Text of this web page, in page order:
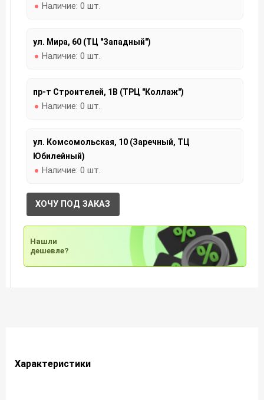
Наличие: 0 шт.
ул. Мира, 60 (ТЦ "Западный")
Наличие: 0 шт.
пр-т Строителей, 1В (ТРЦ "Коллаж")
Наличие: 0 шт.
ул. Комсомольская, 10 (Заречный, ТЦ
Юбилейный)
Наличие: 0 шт.
ХОЧУ ПОД ЗАКАЗ
Нашли
дешевле?
Характеристики